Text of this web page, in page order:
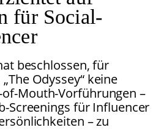
für Social-
beschlossen, für
Odyssey“ keine
Mouth-Vorführungen –
Screenings für Influencer
– zu